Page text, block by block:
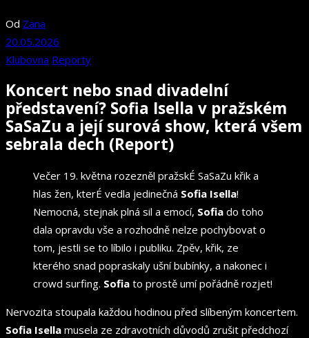
Od Zana
20.05.2026
Klubovna Reporty
Koncert nebo snad divadelní
představení? Sofia Isella v pražském
SaSaZu a její surová show, která všem
sebrala dech (Report)
Večer 19. května rozezněl pražskÉ SaSaZu křik a
hlas žen, kterÉ vedla jedinečná Sofia Isella!
Nemocná, stejnak plná sil a emocí, Sofia do toho
dala opravdu vše a rozhodně nelze pochybovat o
tom, jestli se to líbilo i publiku. Zpěv, křik, ze
kterého snad popraskaly ušní bubínky, a nakonec i
crowd surfing. Sofia to prostě umí pořádně rozjet!
Nervozita stoupala každou hodinou před slíbeným koncertem.
Sofia Isella musela ze zdravotních důvodů zrušit předchozí